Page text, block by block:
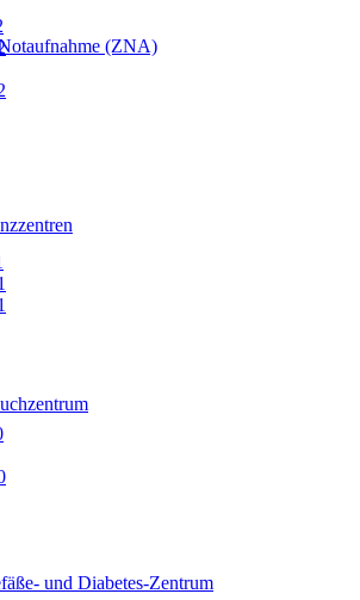
(ZNA)
und Diabetes-Zentrum